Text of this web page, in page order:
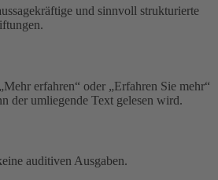
und sinnvoll strukturierte
erfahren“ oder „Erfahren Sie mehr“
der umliegende Text gelesen wird.
auditiven Ausgaben.